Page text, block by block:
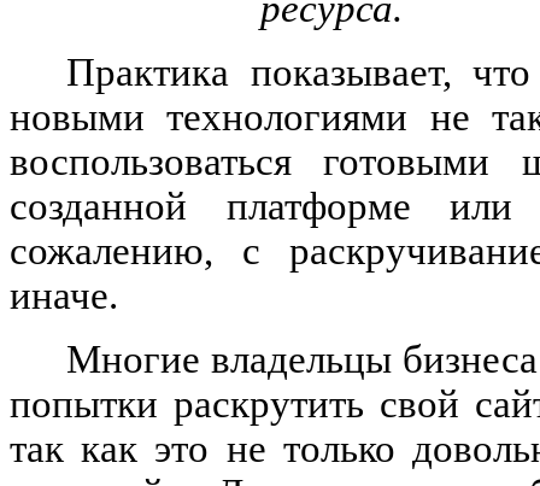
Практика показывает,
новыми технологиями не
воспользоваться
созданной платформе
сожалению, с
иначе.
Многие владельцы
попытки раскрутить свой
так как это не только